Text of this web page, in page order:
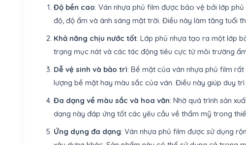
Độ bền cao: Ván nhựa phủ film được bảo vệ bởi lớp
độ, độ ẩm và ánh sáng mặt trời. Điều này làm tăng tuổi
Khả năng chịu nước tốt: Lớp phủ nhựa tạo ra một lớp
trạng mục nát và các tác động tiêu cực từ môi trường
Dễ vệ sinh và bảo trì: Bề mặt của ván nhựa phủ film
lượng bề mặt hay màu sắc của ván. Điều này giúp duy
Đa dạng về màu sắc và hoa văn: Nhờ quá trình sản
dạng này đáp ứng tốt các yêu cầu về thẩm mỹ trong
Ứng dụng đa dạng: Ván nhựa phủ film được sử dụng